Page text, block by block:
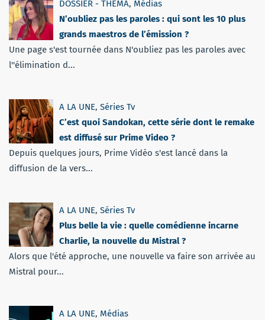
DOSSIER - THEMA, Médias
N’oubliez pas les paroles : qui sont les 10 plus
grands maestros de l’émission ?
Une page s'est tournée dans N'oubliez pas les paroles avec
l''élimination d...
A LA UNE, Séries Tv
C’est quoi Sandokan, cette série dont le remake
est diffusé sur Prime Video ?
Depuis quelques jours, Prime Vidéo s'est lancé dans la
diffusion de la vers...
A LA UNE, Séries Tv
Plus belle la vie : quelle comédienne incarne
Charlie, la nouvelle du Mistral ?
Alors que l'été approche, une nouvelle va faire son arrivée au
Mistral pour...
A LA UNE, Médias